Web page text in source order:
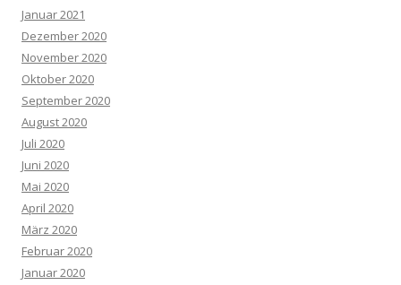
Januar 2021
Dezember 2020
November 2020
Oktober 2020
September 2020
August 2020
Juli 2020
Juni 2020
Mai 2020
April 2020
März 2020
Februar 2020
Januar 2020